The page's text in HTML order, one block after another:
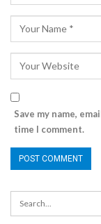
Save my name,
time I comment.